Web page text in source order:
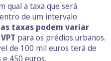
qual a taxa que será
de um intervalo
as taxas podem variar
para os prédios urbanos.
de 100 mil euros terá de
450 euros.